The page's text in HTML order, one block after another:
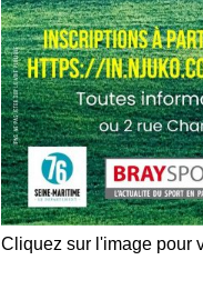
Cliquez sur l'image pour